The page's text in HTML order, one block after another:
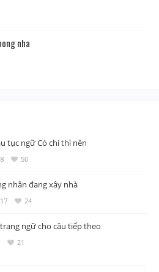
nha
tục ngữ Có chí thì nên
50
nhân đang xây nhà
24
ngữ cho câu tiếp theo
21